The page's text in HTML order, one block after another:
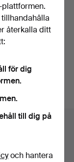
återkalla ditt
för dig
till dig på
och hantera